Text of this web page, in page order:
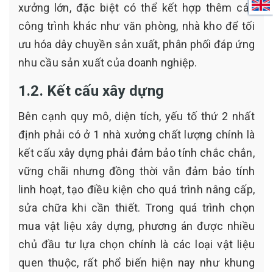
xưởng lớn, đặc biệt có thể kết hợp thêm các
công trình khác như văn phòng, nhà kho để tối
ưu hóa dây chuyền sản xuất, phân phối đáp ứng
nhu cầu sản xuất của doanh nghiệp.
1.2. Kết cấu xây dựng
Bên cạnh quy mô, diện tích, yếu tố thứ 2 nhất
định phải có ở 1 nhà xưởng chất lượng chính là
kết cấu xây dựng phải đảm bảo tính chắc chắn,
vững chãi nhưng đồng thời vẫn đảm bảo tính
linh hoạt, tạo điều kiện cho quá trình nâng cấp,
sửa chữa khi cần thiết. Trong quá trình chọn
mua vật liệu xây dựng, phương án được nhiều
chủ đầu tư lựa chọn chính là các loại vật liệu
quen thuộc, rất phổ biến hiện nay như khung